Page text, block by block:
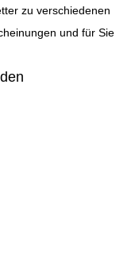
zu verschiedenen
und für Sie